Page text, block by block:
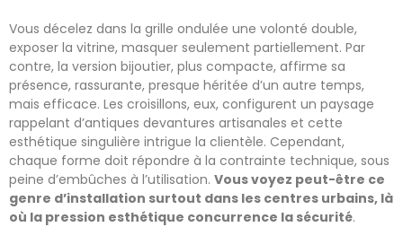
Vous décelez dans la grille ondulée une volonté double,
exposer la vitrine, masquer seulement partiellement. Par
contre, la version bijoutier, plus compacte, affirme sa
présence, rassurante, presque héritée d’un autre temps,
mais efficace. Les croisillons, eux, configurent un paysage
rappelant d’antiques devantures artisanales et cette
esthétique singulière intrigue la clientèle. Cependant,
chaque forme doit répondre à la contrainte technique, sous
peine d’embûches à l’utilisation. Vous voyez peut-être ce
genre d’installation surtout dans les centres urbains, là
où la pression esthétique concurrence la sécurité.